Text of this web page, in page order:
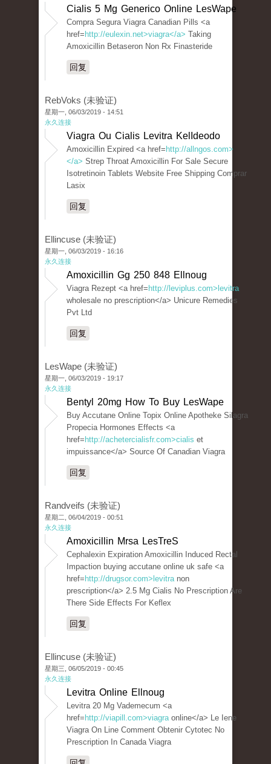
Cialis 5 Mg Generico Online LesWape
Compra Segura Viagra Canadian Pills <a
href= http://eulexin.net>viagra</a> Taking
Amoxicillin Betaseron Non Rx Finasteride
回复
RebVoks (未验证)
星期一, 06/03/2019 - 14:51
永久连接
Viagra Ou Cialis Levitra KelIdeodo
Amoxicillin Expired <a href= http://allngos.com>
</a> Strep Throat Amoxicillin For Sale Secure
Isotretinoin Tablets Website Free Shipping Comprar
Lasix
回复
Ellincuse (未验证)
星期一, 06/03/2019 - 16:16
永久连接
Amoxicillin Gg 250 848 Ellnoug
Viagra Rezept <a href= http://leviplus.com>levitra
wholesale no prescription</a> Unicure Remedies
Pvt Ltd
回复
LesWape (未验证)
星期一, 06/03/2019 - 19:17
永久连接
Bentyl 20mg How To Buy LesWape
Buy Accutane Online Topix Online Apotheke Silagra
Propecia Hormones Effects <a
href= http://achetercialisfr.com>cialis et
impuissance</a> Source Of Canadian Viagra
回复
Randveifs (未验证)
星期二, 06/04/2019 - 00:51
永久连接
Amoxicillin Mrsa LesTreS
Cephalexin Expiration Amoxicillin Induced Rectal
Impaction buying accutane online uk safe <a
href= http://drugsor.com>levitranon
prescription</a> 2.5 Mg Cialis No Prescription Are
There Side Effects For Keflex
回复
Ellincuse (未验证)
星期三, 06/05/2019 - 00:45
永久连接
Levitra Online Ellnoug
Levitra 20 Mg Vademecum <a
href= http://viapill.com>viagraonline</a> Le Iene
Viagra On Line Comment Obtenir Cytotec No
Prescription In Canada Viagra